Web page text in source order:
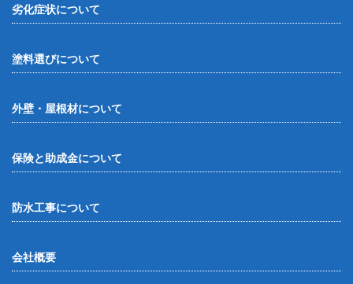
劣化症状について
塗料選びについて
外壁・屋根材について
保険と助成金について
防水工事について
会社概要